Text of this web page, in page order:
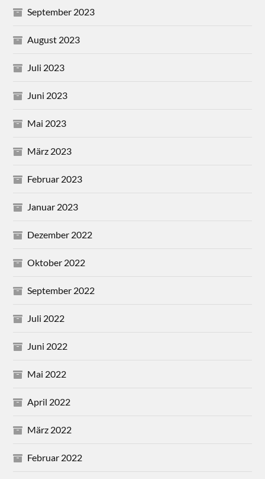
September 2023
August 2023
Juli 2023
Juni 2023
Mai 2023
März 2023
Februar 2023
Januar 2023
Dezember 2022
Oktober 2022
September 2022
Juli 2022
Juni 2022
Mai 2022
April 2022
März 2022
Februar 2022